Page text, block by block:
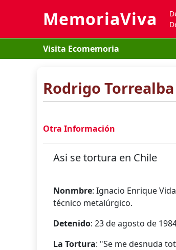
MemoriaViva
Visita Ecomemoria
Rodrigo
Otra Información
Asi se tortura en Chile
Nonmbre: Ignacio Enrique
técnico metalúrgico.
Detenido: 23 de agosto de
La Tortura: "Se me desnuda